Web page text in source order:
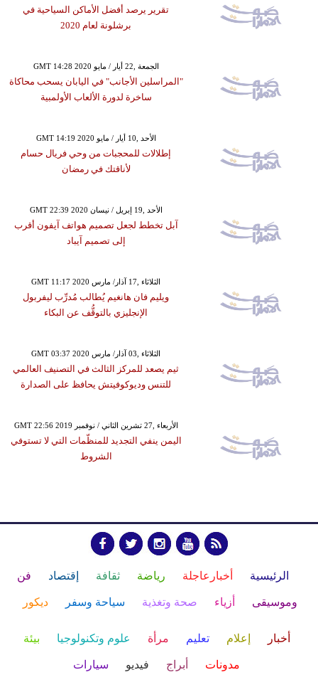
تقرير يرصد أفضل الأماكن السياحية في
برشلونة لعام 2020
GMT 14:28 2020 الجمعة ,22 أيار / مايو
"المراسلين الأجانب" في اليابان يسحب محاكاة
ساخرة لدورة الألعاب الأولمبية
GMT 14:19 2020 الأحد ,10 أيار / مايو
إطلالات للمحجبات من وحي فريال حسام
لأناقتك في رمضان
GMT 22:39 2020 الأحد ,19 إبريل / نيسان
آبل تخطط لجعل تصميم هواتف آيفون أقرب
إلى تصميم آيباد
GMT 11:17 2020 الثلاثاء ,17 آذار/ مارس
ويليم فان هانغيم يُطالب مُدرِّب ليفربول
الإنجليزي بالتوقُّف عن البكاء
GMT 03:37 2020 الثلاثاء ,03 آذار/ مارس
ثيم يصعد للمركز الثالث في التصنيف العالمي
للتنس وديوكوفيتش يحافظ على الصدارة
GMT 22:56 2019 الأربعاء ,27 تشرين الثاني / نوفمبر
اليمن ينفي التجديد للمنظّمات التي لا تستوفي
الشروط
الرئيسية أخبارعاجلة رياضة ثقافة إقتصاد فن
وموسيقى أزياء صحة وتغذية سياحة وسفر ديكور
أخبار إعلام تعليم مرأة علوم وتكنولوجيا بيئة
مدونات أبراج فيديو سيارات